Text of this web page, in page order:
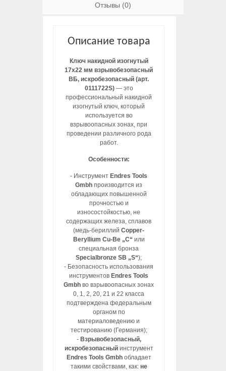
Отзывы (0)
Описание товара
Ключ накидной изогнутый
17х22 мм взрывобезопасный
ВБ, искробезопасный (арт.
0111722S)— это
профессиональный накидной
изогнутый ключ, который
используется во
взрывоопасных зонах, при
проведении различного рода
работ.
Особенности:
- Инструмент Endres Tools
Gmbh производится из
обладающих повышенной
прочностью и
износостойкостью, не
содержащих железа, сплавов
(медь-бериллийCopper-
Beryllium Cu-Be „C“ или
специальная бронза
Specialbronze SB „S“);
- Безопасность использования
инструментов Endres Tools
Gmbh во взрывоопасных зонах
0, 1, 2, 20, 21 и 22 класса
подтверждена федеральным
органом по
материаловедению и
тестированию (Германия);
- Взрывобезопасный,
искробезопасныйинструмент
Endres Tools Gmbhобладает
такими свойствами, как: не